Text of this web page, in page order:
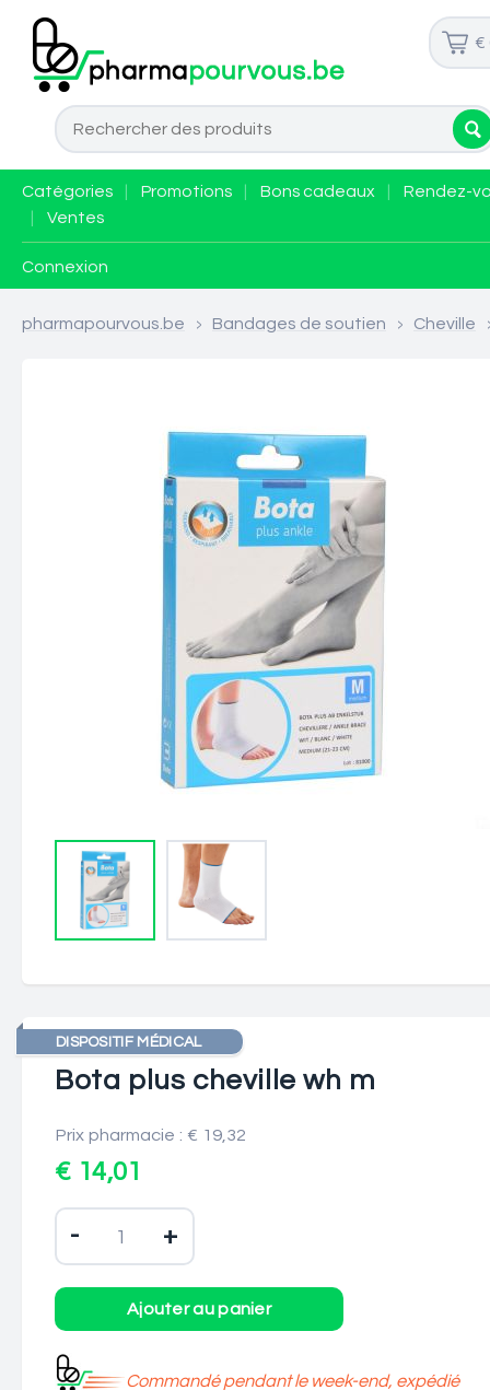
€
Catégories Promotions Bons cadeaux
Rendez-
Ventes
Connexion
pharmapourvous.be > Bandages de soutien > Cheville
DISPOSITIF MÉDICAL
Bota plus cheville wh m
Prix pharmacie : € 19,32
€ 14,01
- +
Commandé pendant le week-end, expédié